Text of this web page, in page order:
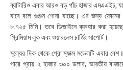
ব্যাটারিও এবার আরও বড় পাঁচ হাজার এমএএইচ,
যাবে বলে গুঞ্জন শোনা যাচ্ছে। এর জন্য ফোনের
৮.৭২৫ মিমি। তবে ডিজাইনে ব্যবহার করা
প্রিমিয়াম লুক এবং ওয়ারলেস চার্জিং সাপোর্ট।
মূল্যের দিক থেকে প্রো ম্যাক্স মডেলটি এবার বেশ
পারে প্রায় ২ হাজার ৩০০ ডলার, ভারতীয়